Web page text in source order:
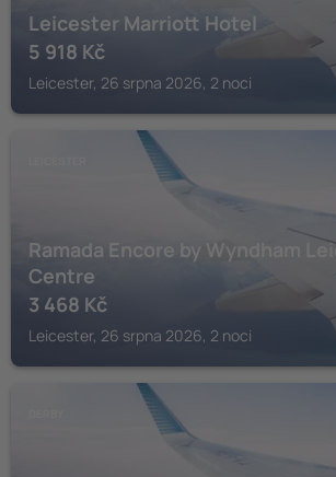
Leicester Marriott Hotel
5 918 Kč
Leicester, 26 srpna 2026, 2 noci
Ramada Encore by Wyndham
Centre
3 468 Kč
Leicester, 26 srpna 2026, 2 noci